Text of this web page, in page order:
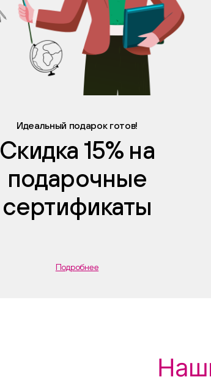
Идеальный подарок готов!
Скидка 15% на
подарочные
сертификаты
Подробнее